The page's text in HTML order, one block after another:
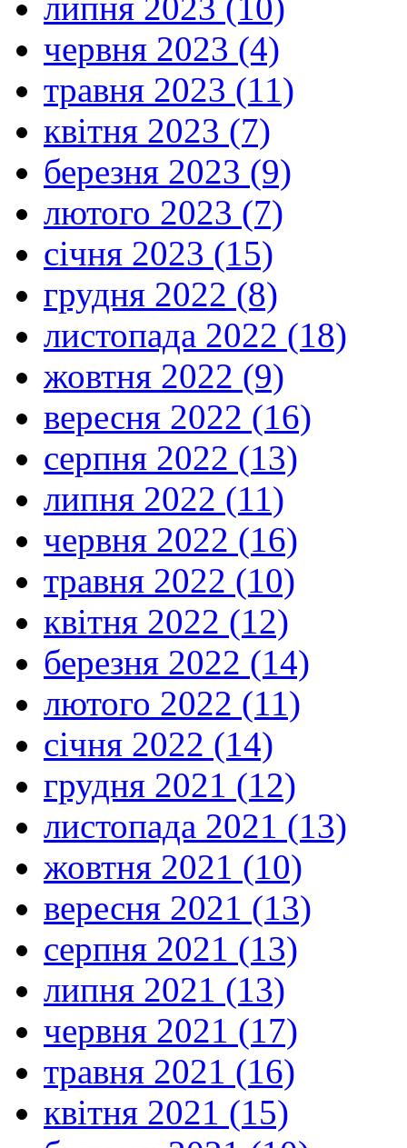
червня 2023 (4)
травня 2023 (11)
квітня 2023 (7)
березня 2023 (9)
лютого 2023 (7)
січня 2023 (15)
грудня 2022 (8)
листопада 2022 (18)
жовтня 2022 (9)
вересня 2022 (16)
серпня 2022 (13)
липня 2022 (11)
червня 2022 (16)
травня 2022 (10)
квітня 2022 (12)
березня 2022 (14)
лютого 2022 (11)
січня 2022 (14)
грудня 2021 (12)
листопада 2021 (13)
жовтня 2021 (10)
вересня 2021 (13)
серпня 2021 (13)
липня 2021 (13)
червня 2021 (17)
травня 2021 (16)
квітня 2021 (15)